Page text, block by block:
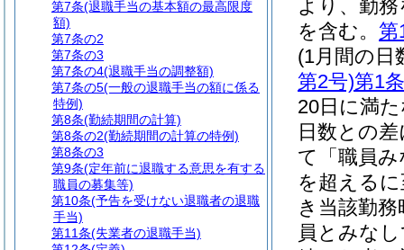
より、勤
を含む。 第
(1月間の日
第2号)第1
20日に満
日数との
て「職員
を超える
き当該勤
員とみな
第7条(退職手当の基本額の最高限度
額)
第7条の2
第7条の3
第7条の4(退職手当の調整額)
第7条の5(一般の退職手当の額に係る
特例)
第8条(勤続期間の計算)
第8条の2(勤続期間の計算の特例)
第8条の3
第9条(定年前に退職する意思を有する
職員の募集等)
第10条(予告を受けない退職者の退職
手当)
第11条(失業者の退職手当)